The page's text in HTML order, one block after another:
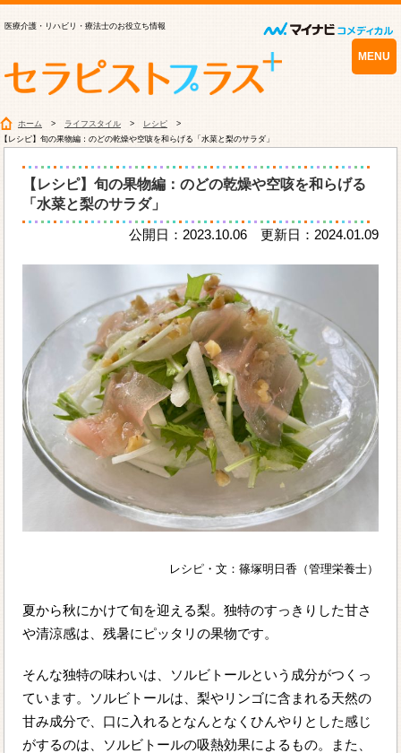
医療介護・リハビリ・療法士のお役立ち情報
MENU
ホーム ライフスタイル
レシピ
【レシピ】旬の果物編：のどの乾燥や空咳を和らげる「水菜と梨のサラダ」
【レシピ】旬の果物編：のどの乾燥や空咳を和らげる
「水菜と梨のサラダ」
公開日：2023.10.06 更新日：2024.01.09
レシピ・文：篠塚明日香（管理栄養士）
夏から秋にかけて旬を迎える梨。独特のすっきりした甘さ
や清涼感は、残暑にピッタリの果物です。
そんな独特の味わいは、ソルビトールという成分がつくっ
ています。ソルビトールは、梨やリンゴに含まれる天然の
甘み成分で、口に入れるとなんとなくひんやりとした感じ
がするのは、ソルビトールの吸熱効果によるもの。また、